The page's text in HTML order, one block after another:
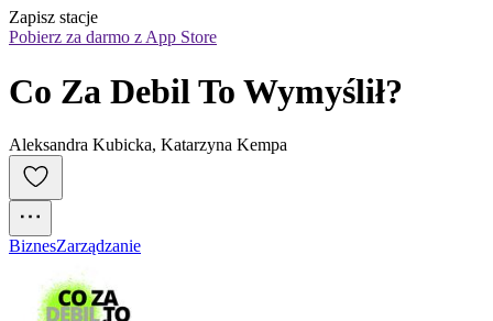
Zapisz stacje
Pobierz za darmo z App Store
Co Za Debil To Wymyślił?
Aleksandra Kubicka, Katarzyna Kempa
BiznesZarządzanie